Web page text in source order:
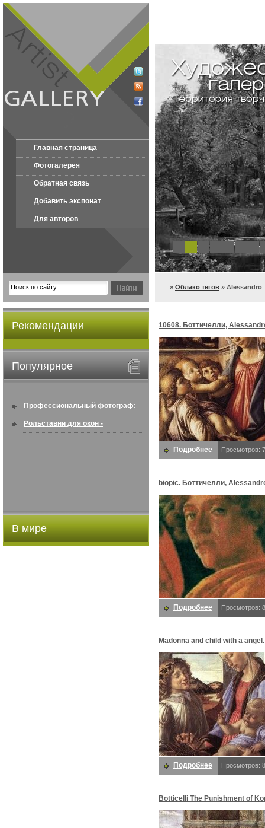
Главная страница
Фотогалерея
Обратная связь
Добавить экспонат
Для авторов
» Облако тегов » Alessandro
Рекомендации
Популярное
Профессиональный фотограф:
искусство создавать снимки, ...
Рольставни для окон -
В мире
10608. Боттичелли,
Подробнее Просмотров:
biopic. Боттичелли,
Подробнее Просмотров:
Madonna and child with a angel.
Боттичелли, Alessandro
Подробнее Просмотров:
Botticelli The Punishment of
detail 1. Боттичелли,